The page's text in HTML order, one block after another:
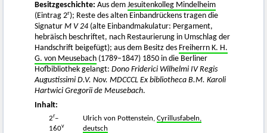
Besitzgeschichte: Aus dem Jesuitenkolleg Mindelheim
(Eintrag 2r); Reste des alten Einbandrückens tragen die
Signatur M V 24 (alte Einbandmakulatur: Pergament,
hebräisch beschriftet, nach Restaurierung in Umschlag der
Handschrift beigefügt); aus dem Besitz des Freiherrn K. H.
G. von Meusebach (1789–1847) 1850 in die Berliner
Hofbibliothek gelangt: Dono Friderici Wilhelmi IV Regis
Augustissimi D.V. Nov. MDCCCL Ex bibliotheca B.M. Karoli
Hartwici Gregorii de Meusebach.
Inhalt:
2r–
160v
Ulrich von Pottenstein, Cyrillusfabeln,
deutsch